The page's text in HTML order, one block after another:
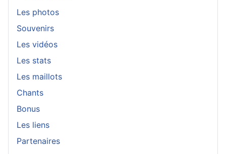
Les photos
Souvenirs
Les vidéos
Les stats
Les maillots
Chants
Bonus
Les liens
Partenaires